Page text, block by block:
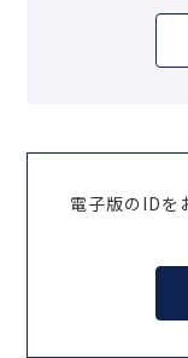
電子版のIDを